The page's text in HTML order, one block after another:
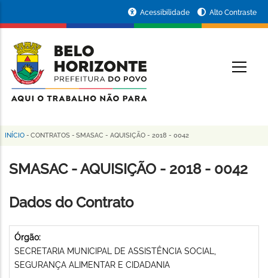
conteúdo
principal
da
Prefeitura
de
Horizonte
Acessibilidade Alto Contraste
Trilha
de
INÍCIO - CONTRATOS - SMASAC - AQUISIÇÃO - 2018 - 0042
SMASAC - AQUISIÇÃO - 2018 - 0042
Dados do Contrato
Órgão:
SECRETARIA MUNICIPAL DE ASSISTÊNCIA SOCIAL,
SEGURANÇA ALIMENTAR E CIDADANIA